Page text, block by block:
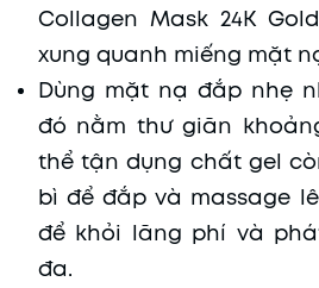
Collagen Mask 24K
xung quanh miếng mặt
Dùng mặt nạ đắp nhẹ
đó nằm thư giãn
thể tận dụng chất gel
bì để đắp và massage
để khỏi lãng phí và
đa.